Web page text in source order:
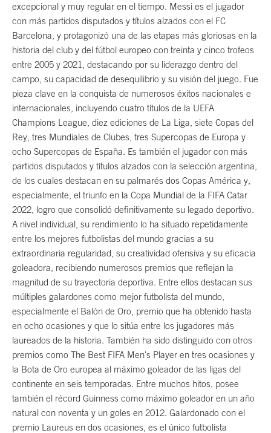
excepcional y muy regular en el tiempo. Messi es el jugador
con más partidos disputados y títulos alzados con el FC
Barcelona, y protagonizó una de las etapas más gloriosas en la
historia del club y del fútbol europeo con treinta y cinco trofeos
entre 2005 y 2021, destacando por su liderazgo dentro del
campo, su capacidad de desequilibrio y su visión del juego. Fue
pieza clave en la conquista de numerosos éxitos nacionales e
internacionales, incluyendo cuatro títulos de la UEFA
Champions League, diez ediciones de La Liga, siete Copas del
Rey, tres Mundiales de Clubes, tres Supercopas de Europa y
ocho Supercopas de España. Es también el jugador con más
partidos disputados y títulos alzados con la selección argentina,
de los cuales destacan en su palmarés dos Copas América y,
especialmente, el triunfo en la Copa Mundial de la FIFA Catar
2022, logro que consolidó definitivamente su legado deportivo.
A nivel individual, su rendimiento lo ha situado repetidamente
entre los mejores futbolistas del mundo gracias a su
extraordinaria regularidad, su creatividad ofensiva y su eficacia
goleadora, recibiendo numerosos premios que reflejan la
magnitud de su trayectoria deportiva. Entre ellos destacan sus
múltiples galardones como mejor futbolista del mundo,
especialmente el Balón de Oro, premio que ha obtenido hasta
en ocho ocasiones y que lo sitúa entre los jugadores más
laureados de la historia. También ha sido distinguido con otros
premios como The Best FIFA Men's Player en tres ocasiones y
la Bota de Oro europea al máximo goleador de las ligas del
continente en seis temporadas. Entre muchos hitos, posee
también el récord Guinness como máximo goleador en un año
natural con noventa y un goles en 2012. Galardonado con el
premio Laureus en dos ocasiones, es el único futbolista